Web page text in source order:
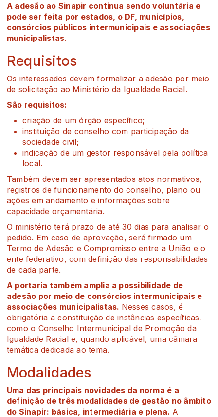
A adesão ao Sinapir continua sendo voluntária e
pode ser feita por estados, o DF, municípios,
consórcios públicos intermunicipais e associações
municipalistas.
Requisitos
Os interessados devem formalizar a adesão por meio
de solicitação ao Ministério da Igualdade Racial.
São requisitos:
criação de um órgão específico;
instituição de conselho com participação da
sociedade civil;
indicação de um gestor responsável pela política
local.
Também devem ser apresentados atos normativos,
registros de funcionamento do conselho, plano ou
ações em andamento e informações sobre
capacidade orçamentária.
O ministério terá prazo de até 30 dias para analisar o
pedido. Em caso de aprovação, será firmado um
Termo de Adesão e Compromisso entre a União e o
ente federativo, com definição das responsabilidades
de cada parte.
A portaria também amplia a possibilidade de
adesão por meio de consórcios intermunicipais e
associações municipalistas. Nesses casos, é
obrigatória a constituição de instâncias específicas,
como o Conselho Intermunicipal de Promoção da
Igualdade Racial e, quando aplicável, uma câmara
temática dedicada ao tema.
Modalidades
Uma das principais novidades da norma é a
definição de três modalidades de gestão no âmbito
do Sinapir: básica, intermediária e plena. A